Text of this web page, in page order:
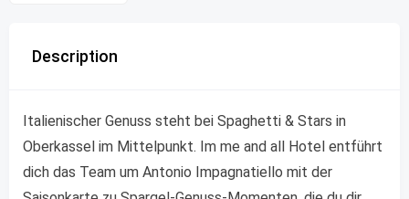
Description
Italienischer Genuss steht bei Spaghetti & Stars in
Oberkassel im Mittelpunkt. Im me and all Hotel entführt
dich das Team um Antonio Impagnatiello mit der